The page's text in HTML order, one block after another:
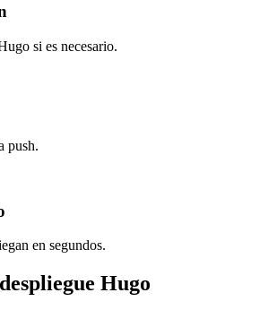
si es necesario.
push.
en segundos.
Hugo